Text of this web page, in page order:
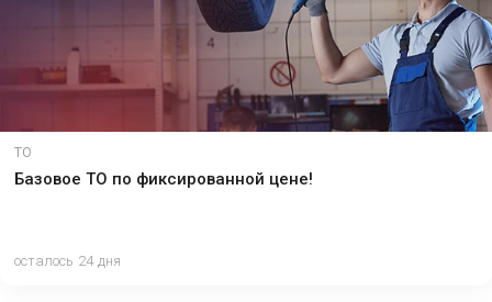
ТО
Базовое ТО по фиксированной цене!
осталось 24 дня